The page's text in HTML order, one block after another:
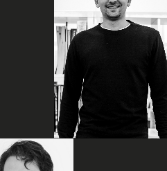
Maxime
Bergeron
professionnel